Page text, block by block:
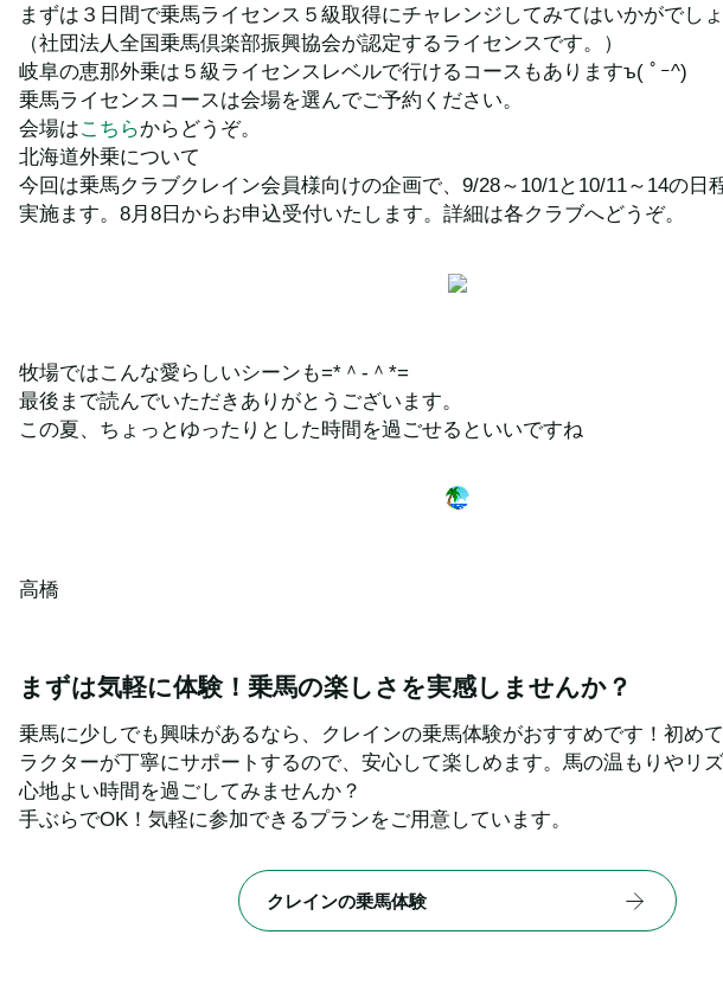
まずは３日間で乗馬ライセンス５級取得にチャレンジしてみてはいかがでし
（社団法人全国乗馬倶楽部振興協会が認定するライセンスです。）
岐阜の恵那外乗は５級ライセンスレベルで行けるコースもありますъ( ﾟｰ^)
乗馬ライセンスコースは会場を選んでご予約ください。
会場はこちらからどうぞ。
北海道外乗について
今回は乗馬クラブクレイン会員様向けの企画で、9/28～10/1と10/11～14の日
実施ます。8月8日からお申込受付いたします。詳細は各クラブへどうぞ。
牧場ではこんな愛らしいシーンも=*＾-＾*=
最後まで読んでいただきありがとうございます。
この夏、ちょっとゆったりとした時間を過ごせるといいですね
高橋
まずは気軽に体験！乗馬の楽しさを実感しませんか？
乗馬に少しでも興味があるなら、クレインの乗馬体験がおすすめです！初め
ラクターが丁寧にサポートするので、安心して楽しめます。馬の温もりやリズ
心地よい時間を過ごしてみませんか？
手ぶらでOK！気軽に参加できるプランをご用意しています。
クレインの乗馬体験